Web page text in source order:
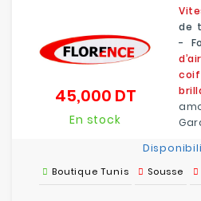
de
-
45,000 DTPrix
En stock
Boutique Tunis Sousse